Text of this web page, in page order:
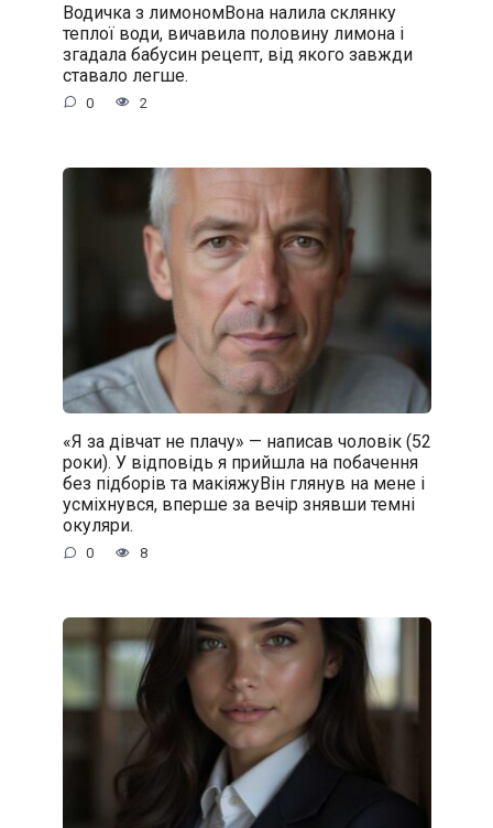
Водичка з лимономВона налила склянку
теплої води, вичавила половину лимона і
згадала бабусин рецепт, від якого завжди
ставало легше.
0 2
«Я за дівчат не плачу» — написав чоловік (52
роки). У відповідь я прийшла на побачення
без підборів та макіяжуВін глянув на мене і
усміхнувся, вперше за вечір знявши темні
окуляри.
0 8